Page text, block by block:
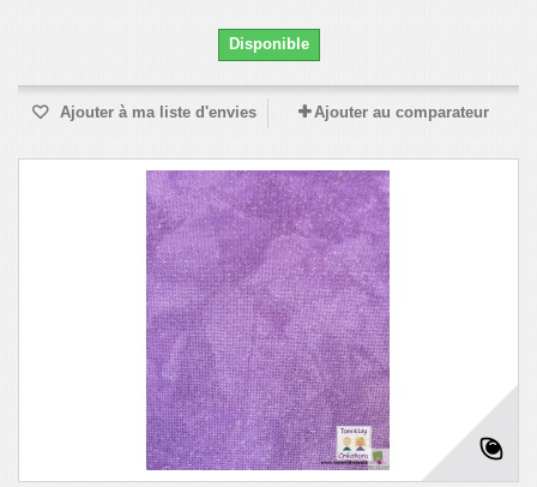
Disponible
Ajouter à ma liste d'envies Ajouter au comparateur